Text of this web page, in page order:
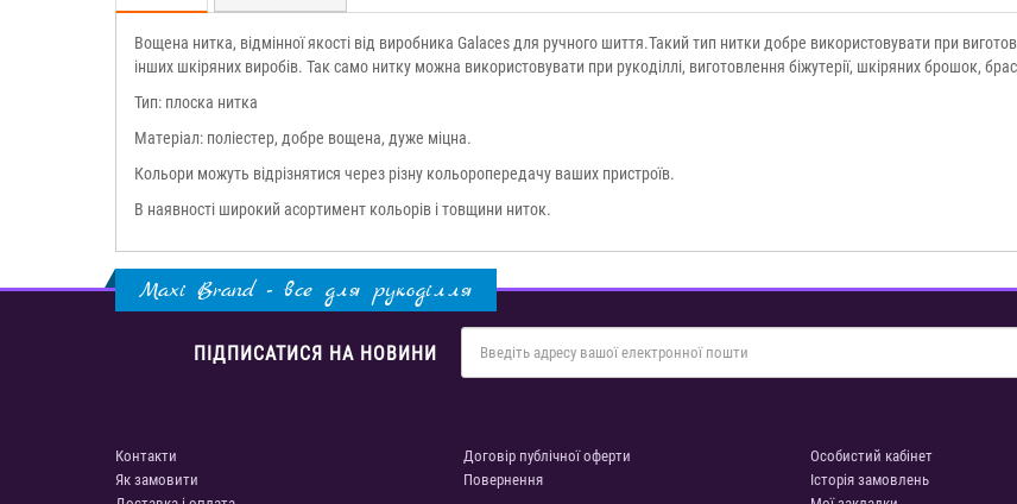
Вощена нитка, відмінної якості від виробника Galaces для ручного шиття.Такий тип нитки добре використовувати при
інших шкіряних виробів. Так само нитку можна використовувати при рукоділлі, виготовлення біжутерії, шкіряних брошок,
Тип: плоска нитка
Матеріал: поліестер, добре вощена, дуже міцна.
Кольори можуть відрізнятися через різну кольоропередачу ваших пристроїв.
В наявності широкий асортимент кольорів і товщини ниток.
Maxi Brand - все для рукоділля
ПІДПИСАТИСЯ НА НОВИНИ
Контакти
Як замовити
Договір публічної оферти
Повернення
Особистий кабінет
Історія замовлень